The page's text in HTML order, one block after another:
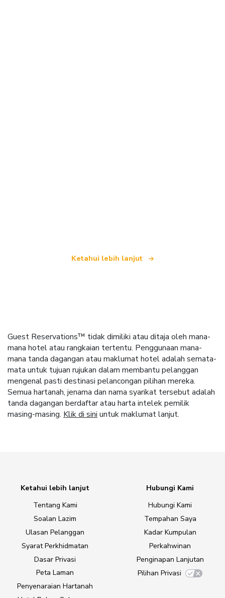
Ketahui lebih lanjut
Guest Reservations™ tidak dimiliki atau ditaja oleh mana-
mana hotel atau rangkaian tertentu. Penggunaan mana-
mana tanda dagangan atau maklumat hotel adalah semata-
mata untuk tujuan rujukan dalam membantu pelanggan
mengenal pasti destinasi pelancongan pilihan mereka.
Semua hartanah, jenama dan nama syarikat tersebut adalah
tanda dagangan berdaftar atau harta intelek pemilik
masing-masing. Klik di sini untuk maklumat lanjut.
Ketahui lebih lanjut
Tentang Kami
Soalan Lazim
Ulasan Pelanggan
Syarat Perkhidmatan
Dasar Privasi
Peta Laman
Penyenaraian Hartanah
Hubungi Kami
Hubungi Kami
Tempahan Saya
Kadar Kumpulan
Perkahwinan
Penginapan Lanjutan
Pilihan Privasi